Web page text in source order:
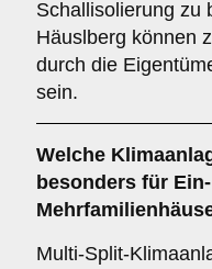
Schallisolierung zu
Häuslberg können
durch die
sein.
Welche
besonders für
Multi-Split-